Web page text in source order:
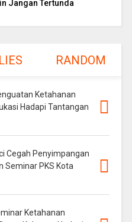
Jangan Tertunda
RANDOM
Ketahanan
Hadapi Tantangan
Cegah Penyimpangan
Seminar PKS Kota
Ketahanan